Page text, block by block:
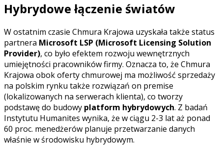
Hybrydowe łączenie światów
W ostatnim czasie Chmura Krajowa uzyskała także status
partnera Microsoft LSP (Microsoft Licensing Solution
Provider), co było efektem rozwoju wewnętrznych
umiejętności pracowników firmy. Oznacza to, że Chmura
Krajowa obok oferty chmurowej ma możliwość sprzedaży
na polskim rynku także rozwiązań on premise
(lokalizowanych na serwerach klienta), co tworzy
podstawę do budowy platform hybrydowych. Z badań
Instytutu Humanites wynika, że w ciągu 2-3 lat aż ponad
60 proc. menedżerów planuje przetwarzanie danych
właśnie w środowisku hybrydowym.